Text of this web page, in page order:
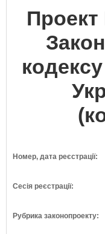
Номер, дата реєстрації:
Сесія реєстрації:
Рубрика законопроекту: